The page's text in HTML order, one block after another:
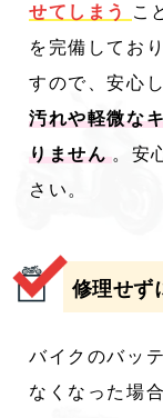
せてしまう
こ
を完備してお
すので、安心
汚れや軽微な
りません 。安
さい。
修理せず
バイクのバッ
なくなった場